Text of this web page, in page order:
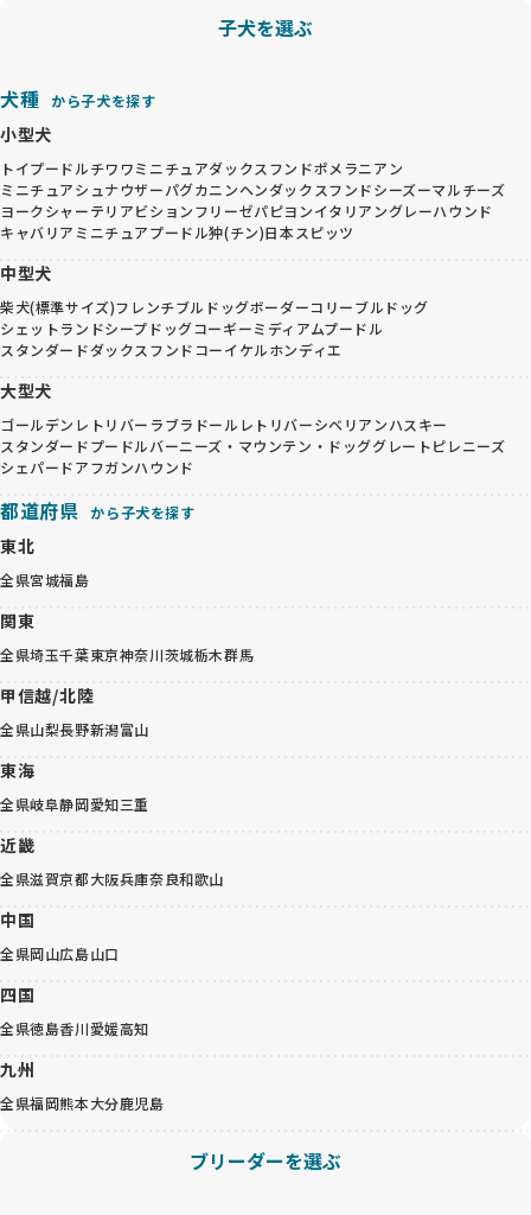
子犬を選ぶ
犬種 から子犬を探す
小型犬
トイプードルチワワミニチュアダックスフンドポメラニアン
ミニチュアシュナウザーパグカニンヘンダックスフンドシーズーマルチーズ
ヨークシャーテリアビションフリーゼパピヨンイタリアングレーハウンド
キャバリア ミニチュアプードル狆(チン)日本スピッツ
中型犬
柴犬(標準サイズ)フレンチブルドッグボーダーコリーブルドッグ
シェットランドシープドッグコーギーミディアムプードル
スタンダードダックスフンドコーイケルホンディエ
大型犬
ゴールデンレトリバー ラブラドールレトリバーシベリアンハスキー
スタンダードプードルバーニーズ・マウンテン・ドッググレートピレニーズ
シェパードアフガンハウンド
都道府県 から子犬を探す
東北
全県宮城福島
関東
全県埼玉千葉東京神奈川茨城栃木群馬
甲信越/北陸
全県山梨長野新潟富山
東海
全県岐阜静岡愛知三重
近畿
全県滋賀京都大阪兵庫奈良和歌山
中国
全県岡山広島山口
四国
全県徳島香川愛媛高知
九州
全県福岡熊本大分鹿児島
ブリーダーを選ぶ